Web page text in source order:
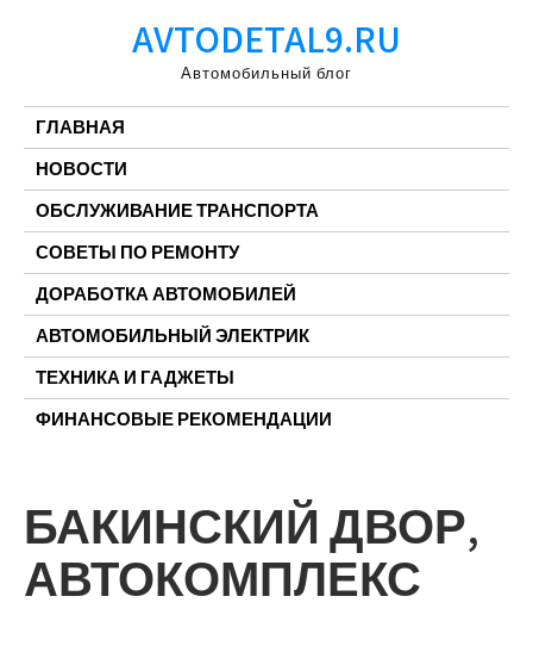
AVTODETAL9.RU
Автомобильный блог
ГЛАВНАЯ
НОВОСТИ
ОБСЛУЖИВАНИЕ ТРАНСПОРТА
СОВЕТЫ ПО РЕМОНТУ
ДОРАБОТКА АВТОМОБИЛЕЙ
АВТОМОБИЛЬНЫЙ ЭЛЕКТРИК
ТЕХНИКА И ГАДЖЕТЫ
ФИНАНСОВЫЕ РЕКОМЕНДАЦИИ
БАКИНСКИЙ ДВОР,
АВТОКОМПЛЕКС